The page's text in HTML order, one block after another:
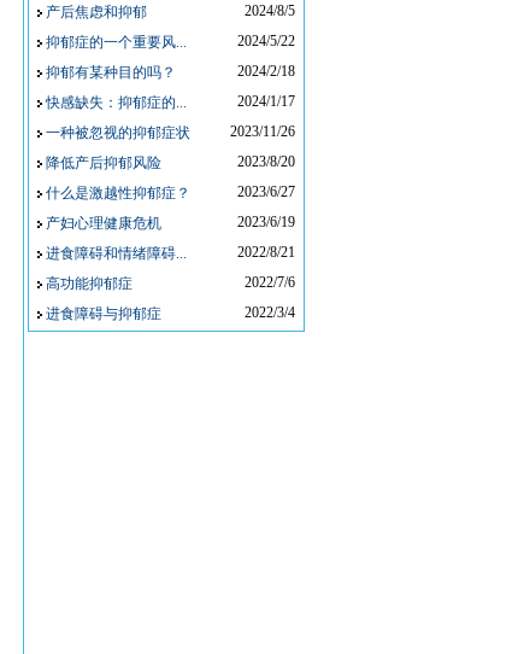
产后焦虑和抑郁
2024/8/5
抑郁症的一个重要风...
2024/5/22
抑郁有某种目的吗？
2024/2/18
快感缺失：抑郁症的...
2024/1/17
一种被忽视的抑郁症状
2023/11/26
降低产后抑郁风险
2023/8/20
什么是激越性抑郁症？
2023/6/27
产妇心理健康危机
2023/6/19
进食障碍和情绪障碍...
2022/8/21
高功能抑郁症
2022/7/6
进食障碍与抑郁症
2022/3/4